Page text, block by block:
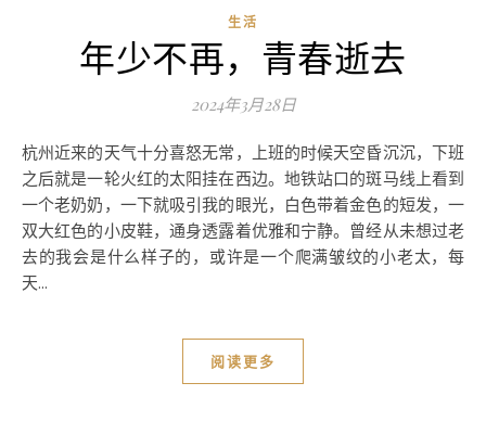
生活
年少不再，青春逝去
2024年3月28日
杭州近来的天气十分喜怒无常，上班的时候天空昏沉沉，下班
之后就是一轮火红的太阳挂在西边。地铁站口的斑马线上看到
一个老奶奶，一下就吸引我的眼光，白色带着金色的短发，一
双大红色的小皮鞋，通身透露着优雅和宁静。曾经从未想过老
去的我会是什么样子的，或许是一个爬满皱纹的小老太，每
天...
阅读更多